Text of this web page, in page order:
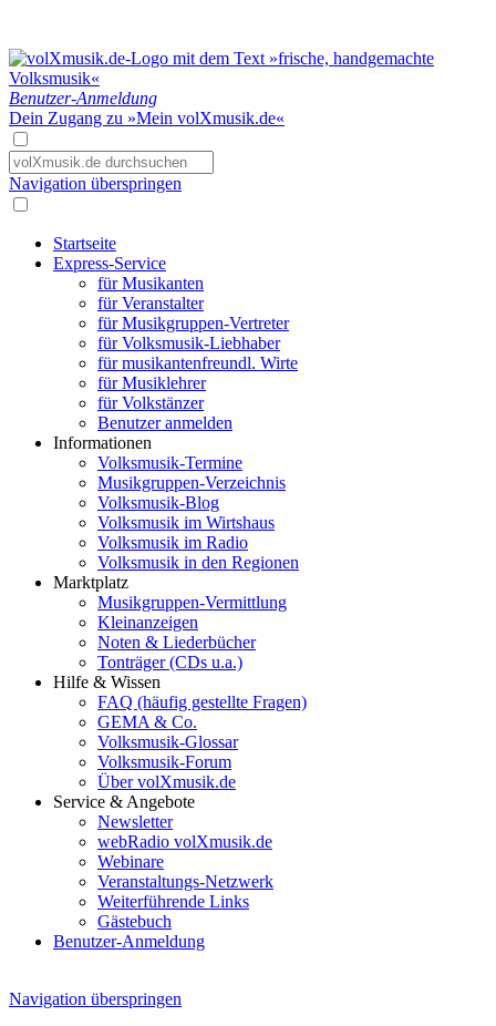
Benutzer-Anmeldung
Dein Zugang zu »Mein volXmusik.de«
Navigation überspringen
Startseite
Express-Service
für Musikanten
für Veranstalter
für Musikgruppen-Vertreter
für Volksmusik-Liebhaber
für musikantenfreundl. Wirte
für Musiklehrer
für Volkstänzer
Benutzer anmelden
Informationen
Volksmusik-Termine
Musikgruppen-Verzeichnis
Volksmusik-Blog
Volksmusik im Wirtshaus
Volksmusik im Radio
Volksmusik in den Regionen
Marktplatz
Musikgruppen-Vermittlung
Kleinanzeigen
Noten & Liederbücher
Tonträger (CDs u.a.)
Hilfe & Wissen
FAQ (häufig gestellte Fragen)
GEMA & Co.
Volksmusik-Glossar
Volksmusik-Forum
Über volXmusik.de
Service & Angebote
Newsletter
webRadio volXmusik.de
Webinare
Veranstaltungs-Netzwerk
Weiterführende Links
Gästebuch
Benutzer-Anmeldung
Navigation überspringen